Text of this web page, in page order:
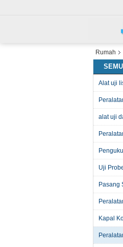
Rumah
Alat uji
alat uji
Uji
Pasang
Kapal